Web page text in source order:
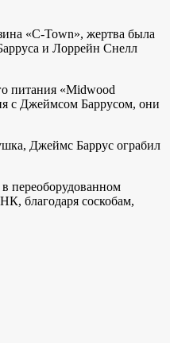
«C-Town», жертва была
и Лоррейн Снелл
питания «Midwood
с Джеймсом Баррусом, они
Джеймс Баррус ограбил
переоборудованном
благодаря соскобам,